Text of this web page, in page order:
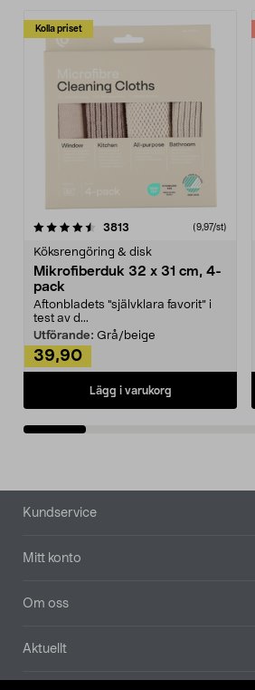
Kolla priset
3813 (9,97/st)
Köksrengöring & disk
Mikrofiberduk 32 x 31 cm, 4-
pack
Aftonbladets "självklara favorit” i
test av d...
Utförande: Grå/beige
39,90
Lägg i varukorg
4.0av 5 stjärnor
Sidfot
Kundservice
Mitt konto
Om oss
Aktuellt